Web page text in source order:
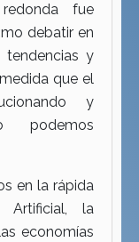
fue
debatir en
tendencias y
que el
y
podemos
en la rápida
Artificial, la
economías